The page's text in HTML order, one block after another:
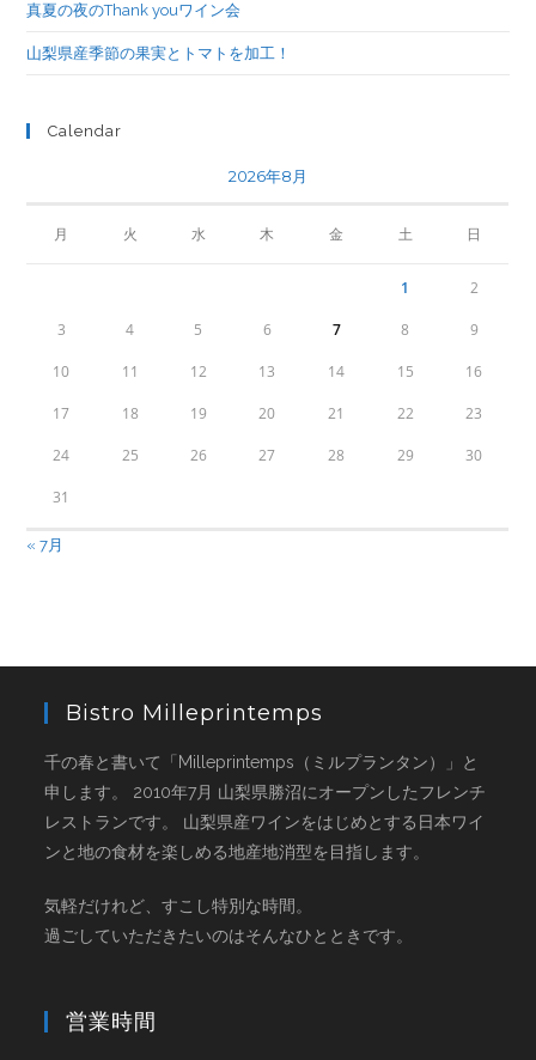
真夏の夜のThank youワイン会
山梨県産季節の果実とトマトを加工！
Calendar
2026年8月
月 火 水 木 金 土 日
1 2
3 4 5 6 7 8 9
10 11 12 13 14 15 16
17 18 19 20 21 22 23
24 25 26 27 28 29 30
31
« 7月
Bistro Milleprintemps
千の春と書いて「Milleprintemps（ミルプランタン）」と
申します。 2010年7月 山梨県勝沼にオープンしたフレンチ
レストランです。 山梨県産ワインをはじめとする日本ワイ
ンと地の食材を楽しめる地産地消型を目指します。
気軽だけれど、すこし特別な時間。
過ごしていただきたいのはそんなひとときです。
営業時間